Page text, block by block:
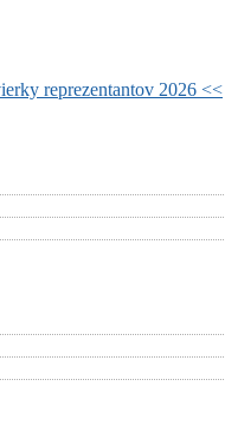
reprezentantov 2026 <<